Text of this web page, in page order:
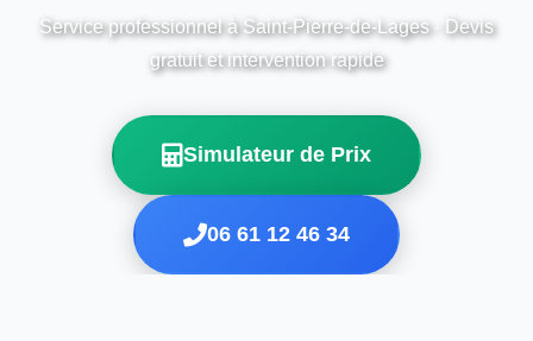
Service professionnel à Saint-Pierre-de-Lages - Devis
gratuit et intervention rapide
Simulateur de Prix
06 61 12 46 34